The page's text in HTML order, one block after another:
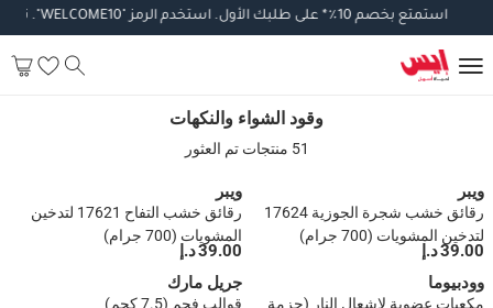
استمتع بخصم10 ٪*على طلبك الأول.استخدم الرمز"WELCOME10". تطبق
وقود الشواء والنكهات
وقود الشواء والنكهات
51 منتجات تم العثور
ويبر
رقائق خشب شجرة الجوزية 17624
لتدخين المشويات (700 جرام)
39.00 د.إ
ويبر
رقائق خشب التفاح 17621 لتدخين
المشويات (700 جرام)
39.00 د.إ
وودبيوما
مكعبات عضوية لإشعال النار (حزمة
جريل مارك
قوالب فحم (7.5 كجم)